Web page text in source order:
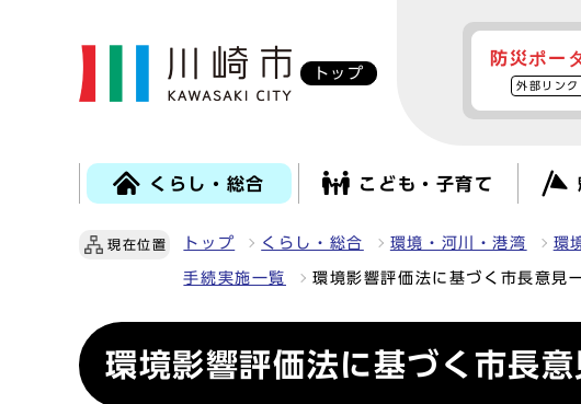
トップ
防災ポー
外部リンク
くらし・総合 こども・子育て
現在位置 トップ くらし・総合 環境・河川・港湾 環
手続実施一覧 環境影響評価法に基づく市長意見
環境影響評価法に基づく市長